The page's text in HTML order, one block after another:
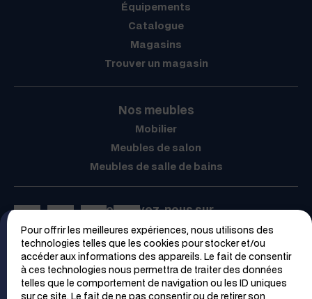
Pour offrir les meilleures expériences, nous utilisons des
technologies telles que les cookies pour stocker et/ou
accéder aux informations des appareils. Le fait de consentir
à ces technologies nous permettra de traiter des données
telles que le comportement de navigation ou les ID uniques
sur ce site. Le fait de ne pas consentir ou de retirer son
Équipements
Catalogue
Magasins
Trouver un magasin
Nos meubles
Mobilier
Meubles de salon
Meubles de salle de bains
Retrouvez-nous sur
Espace PRO